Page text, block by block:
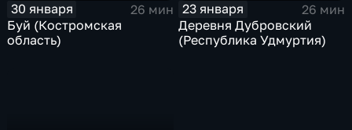
30 января
26 мин
Буй (Костромская
область)
23 января
26 мин
Деревня Дубровский
(Республика Удмуртия)